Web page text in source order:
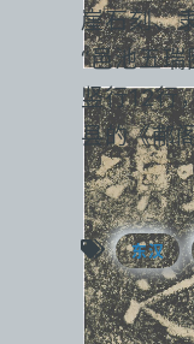
崖石刻、
“邑池五
竖行12行
县的《郙
东汉